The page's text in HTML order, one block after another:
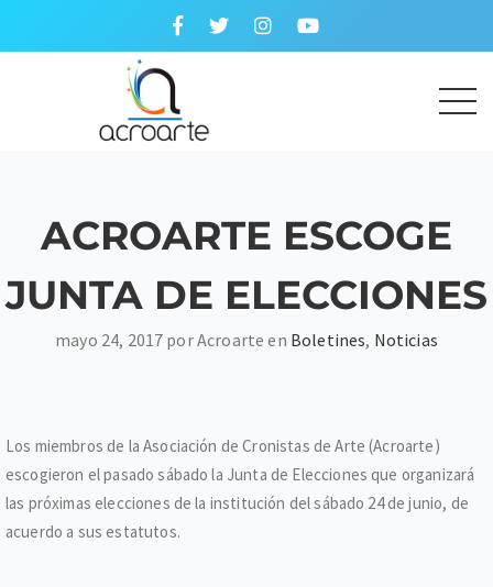
ACROARTE ESCOGE
JUNTA DE ELECCIONES
mayo 24, 2017 por Acroarte en Boletines, Noticias
Los miembros de la Asociación de Cronistas de Arte (Acroarte)
escogieron el pasado sábado la Junta de Elecciones que organizará
las próximas elecciones de la institución del sábado 24 de junio, de
acuerdo a sus estatutos.